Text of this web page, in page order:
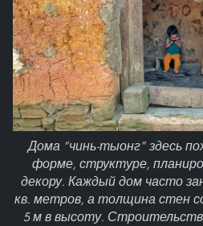
Дома “чинь-тыонг” здесь
форме, структуре,
декору. Каждый дом часто
кв. метров, а толщина стен
5 м в высоту.